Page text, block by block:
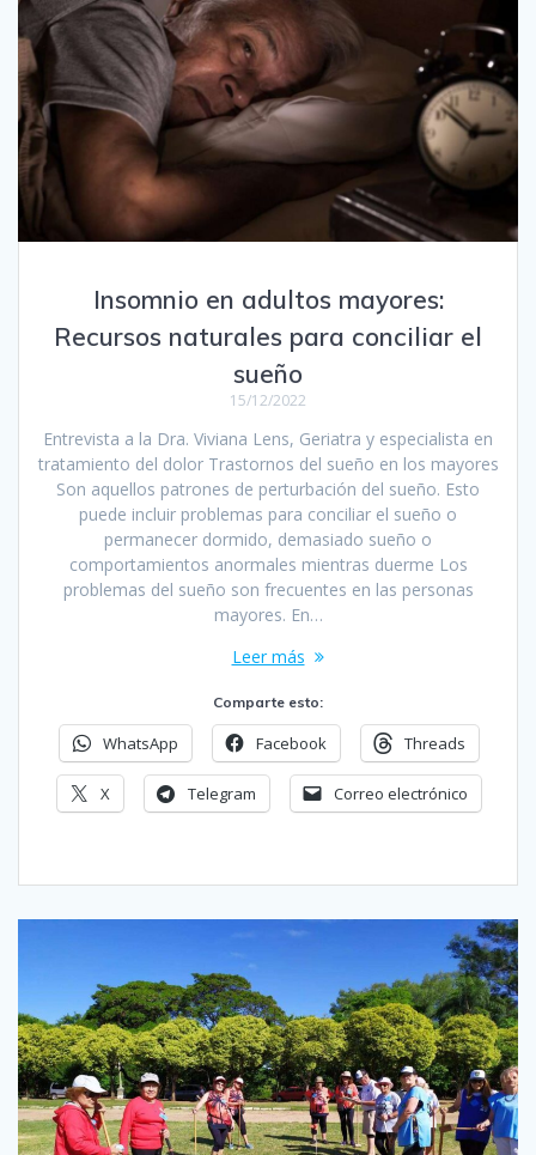
Insomnio en adultos mayores:
Recursos naturales para conciliar el
sueño
15/12/2022
Entrevista a la Dra. Viviana Lens, Geriatra y especialista en
tratamiento del dolor Trastornos del sueño en los mayores
Son aquellos patrones de perturbación del sueño. Esto
puede incluir problemas para conciliar el sueño o
permanecer dormido, demasiado sueño o
comportamientos anormales mientras duerme Los
problemas del sueño son frecuentes en las personas
mayores. En…
Leer más
Comparte esto:
WhatsApp Facebook Threads
X Telegram Correo electrónico